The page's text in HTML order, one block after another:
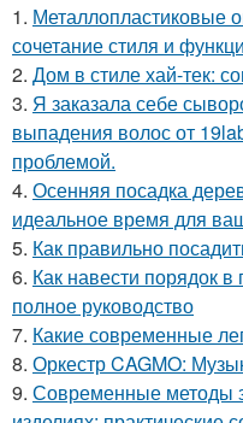
1. Металлопластиковые
сочетание стиля и
2. Дом в стиле хай-тек:
3. Я заказала себе
выпадения волос от
проблемой.
4. Осенняя посадка
идеальное время для
5. Как правильно
6. Как навести порядок в
полное руководство
7. Какие современные
8. Оркестр CAGMO:
9. Современные методы